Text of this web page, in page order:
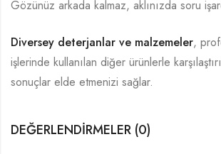
Gözünüz arkada kalmaz, aklınızda soru
Diversey deterjanlar ve malzemeler,
işlerinde kullanılan diğer ürünlerle
sonuçlar elde etmenizi sağlar.
DEĞERLENDIRMELER (0)